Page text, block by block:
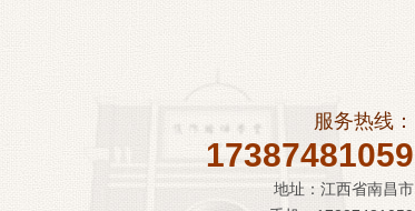
服务热线：
17387481059
地址：江西省南昌市